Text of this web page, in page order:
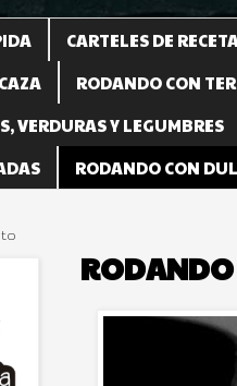
CARTELES DE
RODANDO CON
VERDURAS Y LEGUMBRES
RODANDO CON
RODANDO